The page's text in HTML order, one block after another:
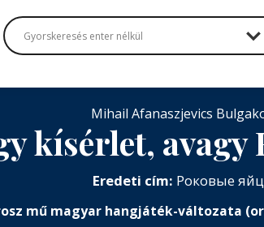
Mihail Afanaszjevics
kísérlet, avagy
Eredeti cím: Роковые
mű magyar hangjáték-változata